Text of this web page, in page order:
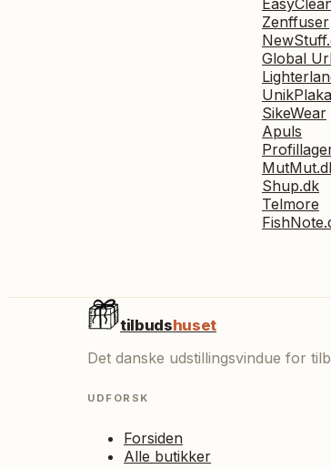
Zenffuser
Global
SikeWear
Apuls
Shup.dk
Telmore
tilbudshuset
Det danske udstillingsvindue for
UDFORSK
Forsiden
Alle butikker